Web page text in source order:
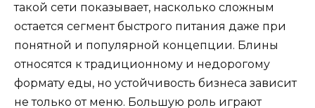
такой сети показывает, насколько сложным
остается сегмент быстрого питания даже при
понятной и популярной концепции. Блины
относятся к традиционному и недорогому
формату еды, но устойчивость бизнеса зависит
не только от меню. Большую роль играют